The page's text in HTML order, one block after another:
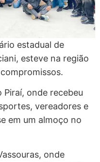
estadual de
esteve na região
Piraí, onde recebeu
vereadores e
em um almoço no
onde